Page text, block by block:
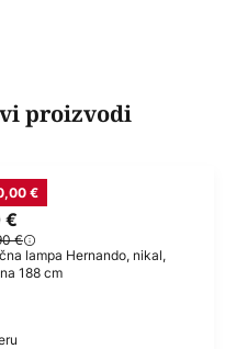
proizvodi
€
€
€
lampa Hernando, nikal,
188 cm